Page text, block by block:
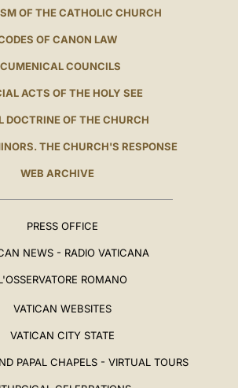
OF THE CATHOLIC CHURCH
OF CANON LAW
COUNCILS
ACTS OF THE HOLY SEE
DOCTRINE OF THE CHURCH
THE CHURCH'S RESPONSE
WEB ARCHIVE
PRESS OFFICE
NEWS - RADIO VATICANA
ROMANO
VATICAN WEBSITES
VATICAN CITY STATE
PAPAL CHAPELS - VIRTUAL TOURS